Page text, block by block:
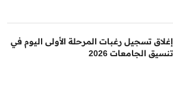
إغلاق تسجيل رغبات المرحلة الأولى اليوم في
تنسيق الجامعات 2026